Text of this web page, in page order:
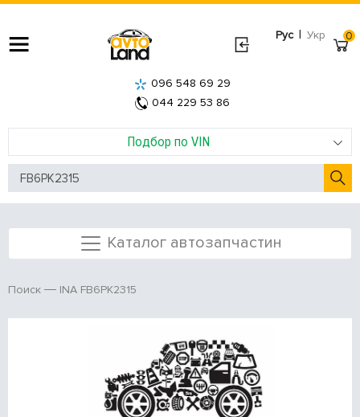
Рус | Укр
Подбор по VIN
096 548 69 29
044 229 53 86
0
Каталог автозапчастин
Поиск INA FB6PK2315